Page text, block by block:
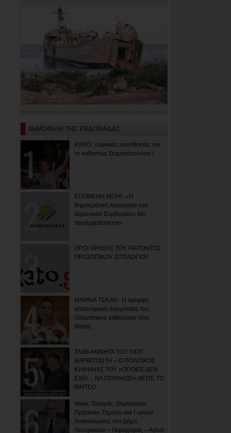
ΔΗΜΟΦΙΛΗ ΤΗΣ ΕΒΔΟΜΑΔΑΣ
ΚΙΑΤΟ: Ξαφνικές ευαισθησίες για
το καθεστώς Σταματόπουλου !
ΕΠΟΜΕΝΗ ΜΕΡΑ: «Η
δημοκρατική λειτουργία του
Δημοτικού Συμβουλίου δεν
παραχαράσσεται»
ΟΡΟΙ ΧΡΗΣΗΣ ΤΟΥ ΠΑΡΟΝΤΟΣ
ΠΡΟΣΩΠΙΚΟΥ ΙΣΤΟΛΟΓΙΟΥ
ΜΑΡΙΝΑ ΤΣΑΛΗ - Η όμορφη
ισπανόφωνη διερμηνέας του
Ολυμπιακού καθηλώνει τους
θεατές
ΤΑ 66 ΑΚΙΝΗΤΑ ΤΟΥ ΥΙΟΥ
ΒΑΡΒΙΤΣΙΩΤΗ – Ο ΠΟΛΙΤΙΚΟΣ
ΚΗΦΗΝΑΣ ΤΟΥ «ΟΠΟΙΟΣ ΔΕΝ
ΕΧΕΙ… ΝΑ ΠΟΥΛΗΣΕΙ» ΔΕΙΤΕ ΤΟ
ΒΙΝΤΕΟ…
Νίκος Ταγαράς: Δημιουργία
Πράσινου Σημείου και Γωνιών
Ανακύκλωσης στο Δήμο
Λουτρακίου – Περαχώρας – Αγίων